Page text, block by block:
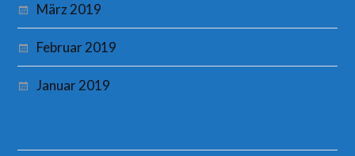
März 2019
Februar 2019
Januar 2019